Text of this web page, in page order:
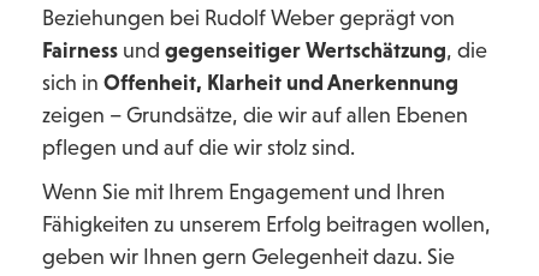
Beziehungen bei Rudolf Weber geprägt von
Fairness und gegenseitiger Wertschätzung, die
sich in Offenheit, Klarheit und Anerkennung
zeigen – Grundsätze, die wir auf allen Ebenen
pflegen und auf die wir stolz sind.
Wenn Sie mit Ihrem Engagement und Ihren
Fähigkeiten zu unserem Erfolg beitragen wollen,
geben wir Ihnen gern Gelegenheit dazu. Sie